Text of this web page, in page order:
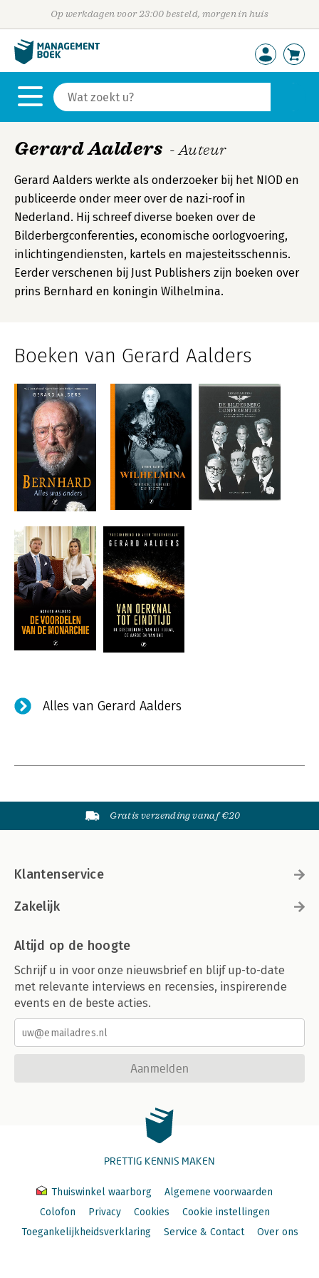
Op werkdagen voor 23:00 besteld, morgen in huis
Gerard Aalders - Auteur
Gerard Aalders werkte als onderzoeker bij het NIOD en
publiceerde onder meer over de nazi-roof in
Nederland. Hij schreef diverse boeken over de
Bilderbergconferenties, economische oorlogvoering,
inlichtingendiensten, kartels en majesteitsschennis.
Eerder verschenen bij Just Publishers zijn boeken over
prins Bernhard en koningin Wilhelmina.
Boeken van Gerard Aalders
Alles van Gerard Aalders
Gratis verzending vanaf €20
Klantenservice
Zakelijk
Altijd op de hoogte
Schrijf u in voor onze nieuwsbrief en blijf up-to-date
met relevante interviews en recensies, inspirerende
events en de beste acties.
Aanmelden
PRETTIG KENNIS MAKEN
Thuiswinkel waarborg
Algemene voorwaarden
Colofon
Privacy Cookies
Cookie instellingen
Toegankelijkheidsverklaring
Service & Contact Over ons